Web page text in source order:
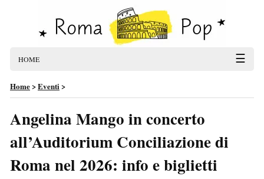
HOME ☰
Home>Eventi>
Angelina Mango in concerto
all’Auditorium Conciliazione di
Roma nel 2026: info e biglietti